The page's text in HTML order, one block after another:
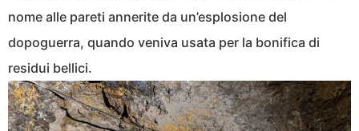
nome alle pareti annerite da un’esplosione del
dopoguerra, quando veniva usata per la bonifica di
residui bellici.